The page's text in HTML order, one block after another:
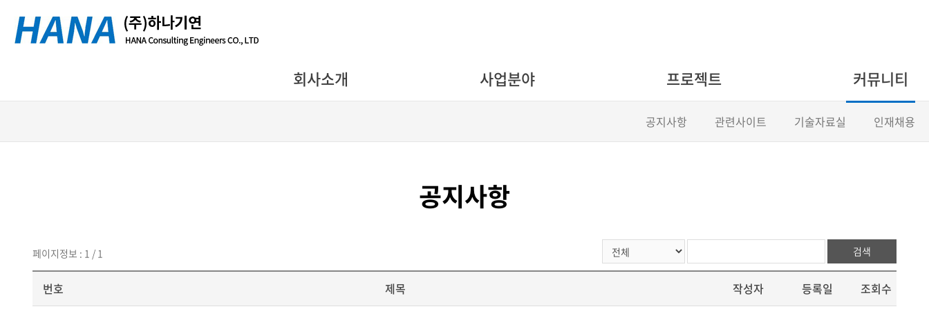
회사소개 사업분야 프로젝트 커뮤니티
공지사항 관련사이트 기술자료실 인재채용
공지사항
페이지정보 : 1 / 1 검색
번호 제목 작성자 등록일 조회수